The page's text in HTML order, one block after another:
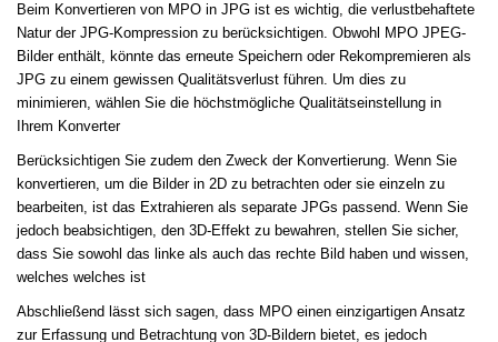
Beim Konvertieren von MPO in JPG ist es wichtig, die verlustbehaftete
Natur der JPG-Kompression zu berücksichtigen. Obwohl MPO JPEG-
Bilder enthält, könnte das erneute Speichern oder Rekompremieren als
JPG zu einem gewissen Qualitätsverlust führen. Um dies zu
minimieren, wählen Sie die höchstmögliche Qualitätseinstellung in
Ihrem Konverter
Berücksichtigen Sie zudem den Zweck der Konvertierung. Wenn Sie
konvertieren, um die Bilder in 2D zu betrachten oder sie einzeln zu
bearbeiten, ist das Extrahieren als separate JPGs passend. Wenn Sie
jedoch beabsichtigen, den 3D-Effekt zu bewahren, stellen Sie sicher,
dass Sie sowohl das linke als auch das rechte Bild haben und wissen,
welches welches ist
Abschließend lässt sich sagen, dass MPO einen einzigartigen Ansatz
zur Erfassung und Betrachtung von 3D-Bildern bietet, es jedoch